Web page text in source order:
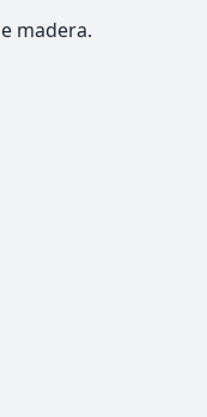
madera.